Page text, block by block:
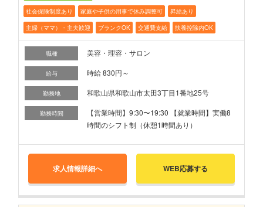
社会保険制度あり
家庭や子供の用事で休み調整可
昇給あり
主婦（ママ）・主夫歓迎
ブランクOK 交通費支給 扶養控除内OK
職種 美容・理容・サロン
給与 時給 830円～
勤務地 和歌山県和歌山市太田3丁目1番地25号
勤務時間
【営業時間】9:30〜19:30 【就業時間】実働8
時間のシフト制（休憩1時間あり）
求人情報詳細へ WEB応募する